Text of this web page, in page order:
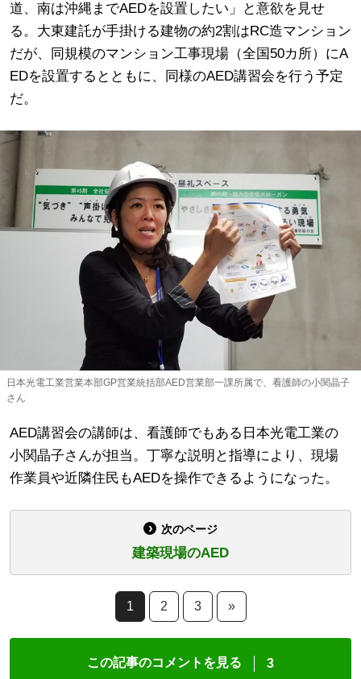
道、南は沖縄までAEDを設置したい」と意欲を見せ
る。大東建託が手掛ける建物の約2割はRC造マンション
だが、同規模のマンション工事現場（全国50カ所）にA
EDを設置するとともに、同様のAED講習会を行う予定
だ。
日本光電工業営業本部GP営業統括部AED営業部一課所属で、看護師の小関晶子
さん
AED講習会の講師は、看護師でもある日本光電工業の
小関晶子さんが担当。丁寧な説明と指導により、現場
作業員や近隣住民もAEDを操作できるようになった。
次のページ
建築現場のAED
1 2 3 »
この記事のコメントを見る 3